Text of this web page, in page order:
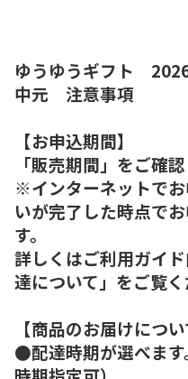
ゆうゆうギフト
中元 注意事項
【お申込期間】
「販売期間」をご確認
※インターネットで
いが完了した時点で
す。
詳しくはご利用ガイ
達について」をご覧く
【商品のお届けについ
●配達時期が選べま